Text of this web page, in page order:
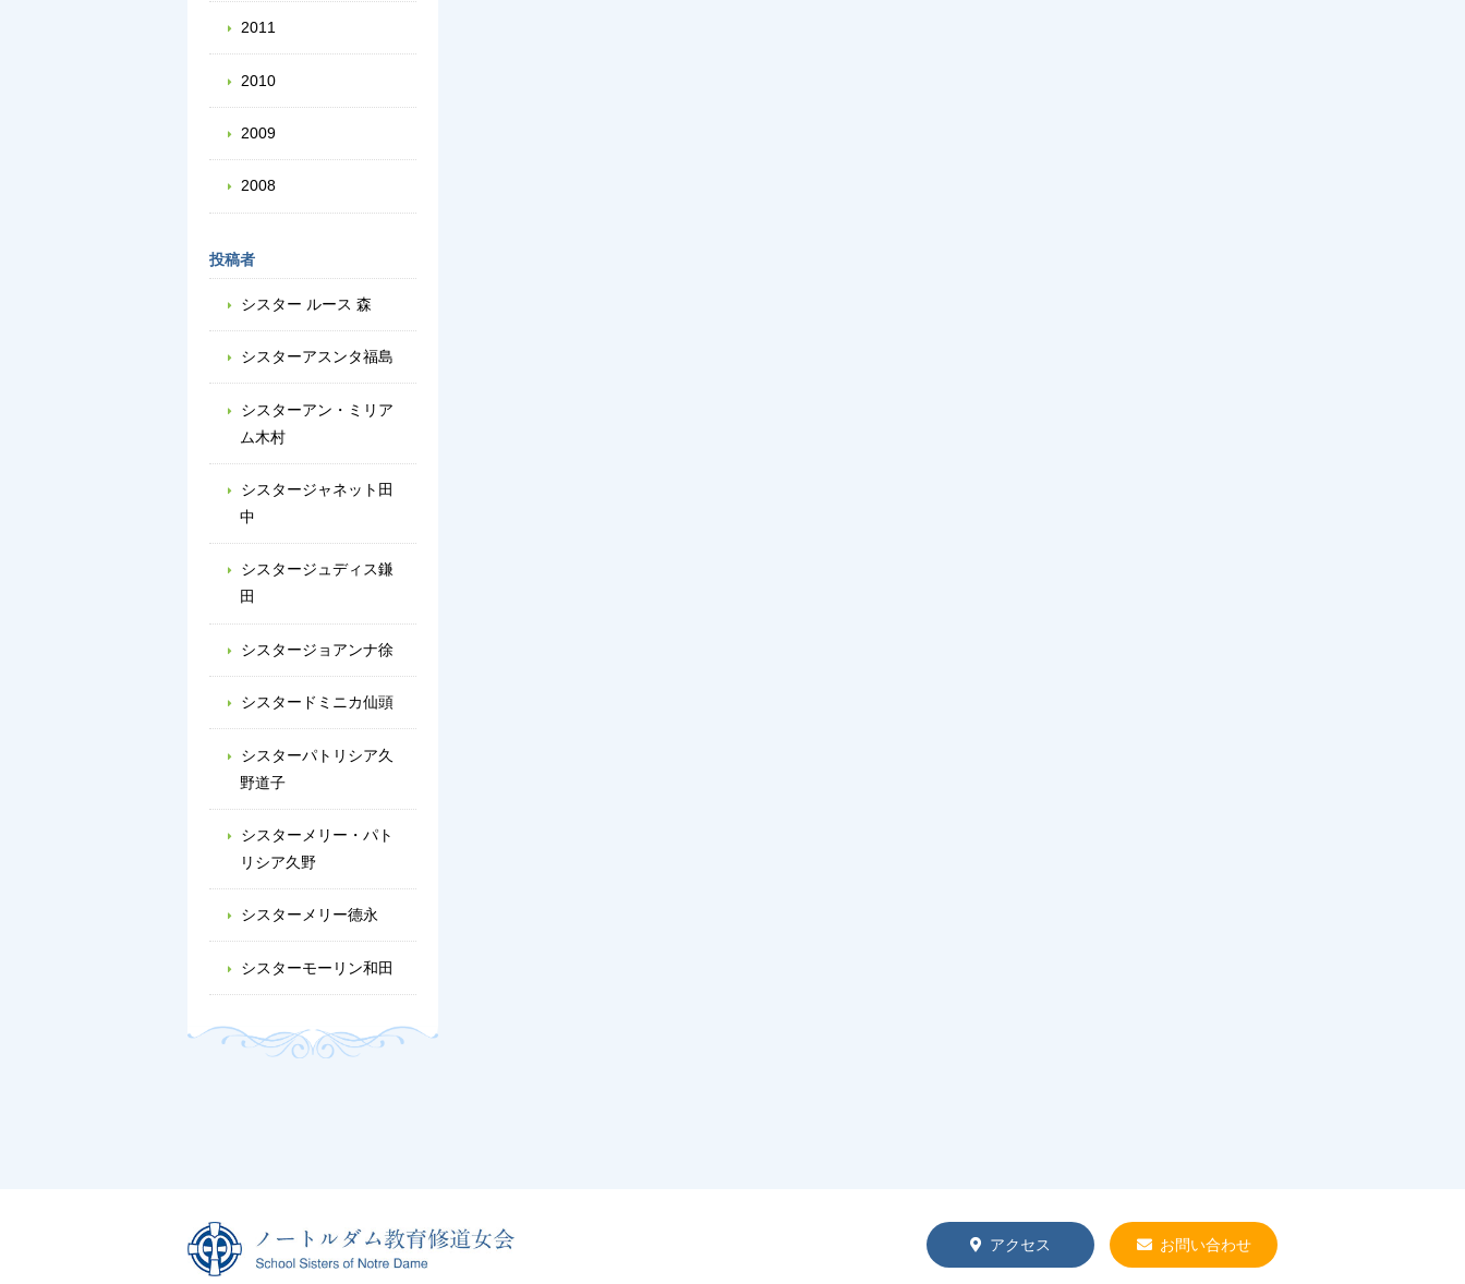
2011
2010
2009
2008
投稿者
シスター ルース 森
シスターアスンタ福島
シスターアン・ミリア
ム木村
シスタージャネット田
中
シスタージュディス鎌
田
シスタージョアンナ徐
シスタードミニカ仙頭
シスターパトリシア久
野道子
シスターメリー・パト
リシア久野
シスターメリー德永
シスターモーリン和田
アクセス お問い合わせ